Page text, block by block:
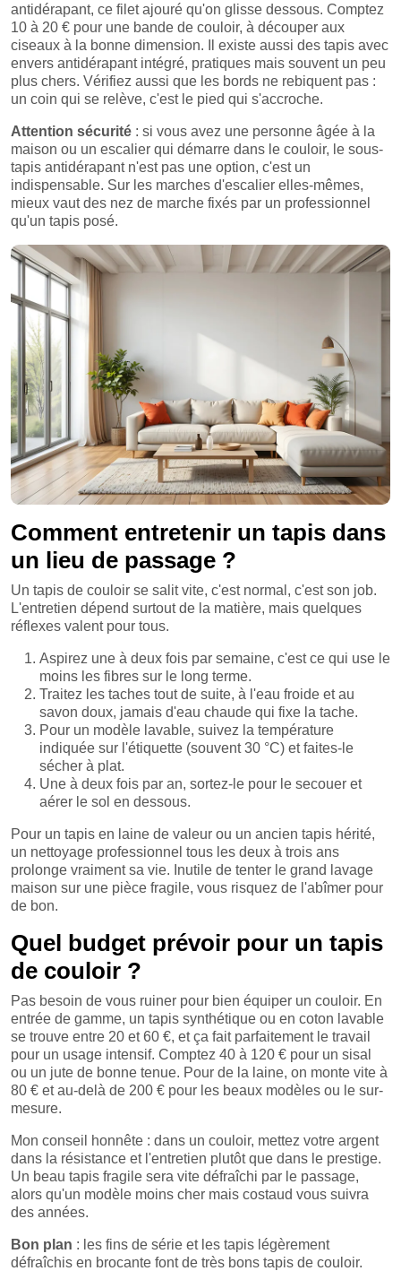
antidérapant, ce filet ajouré qu'on glisse dessous. Comptez
10 à 20 € pour une bande de couloir, à découper aux
ciseaux à la bonne dimension. Il existe aussi des tapis avec
envers antidérapant intégré, pratiques mais souvent un peu
plus chers. Vérifiez aussi que les bords ne rebiquent pas :
un coin qui se relève, c'est le pied qui s'accroche.
Attention sécurité : si vous avez une personne âgée à la
maison ou un escalier qui démarre dans le couloir, le sous-
tapis antidérapant n'est pas une option, c'est un
indispensable. Sur les marches d'escalier elles-mêmes,
mieux vaut des nez de marche fixés par un professionnel
qu'un tapis posé.
Comment entretenir un tapis dans
un lieu de passage ?
Un tapis de couloir se salit vite, c'est normal, c'est son job.
L'entretien dépend surtout de la matière, mais quelques
réflexes valent pour tous.
Aspirez une à deux fois par semaine, c'est ce qui use le
moins les fibres sur le long terme.
Traitez les taches tout de suite, à l'eau froide et au
savon doux, jamais d'eau chaude qui fixe la tache.
Pour un modèle lavable, suivez la température
indiquée sur l'étiquette (souvent 30 °C) et faites-le
sécher à plat.
Une à deux fois par an, sortez-le pour le secouer et
aérer le sol en dessous.
Pour un tapis en laine de valeur ou un ancien tapis hérité,
un nettoyage professionnel tous les deux à trois ans
prolonge vraiment sa vie. Inutile de tenter le grand lavage
maison sur une pièce fragile, vous risquez de l'abîmer pour
de bon.
Quel budget prévoir pour un tapis
de couloir ?
Pas besoin de vous ruiner pour bien équiper un couloir. En
entrée de gamme, un tapis synthétique ou en coton lavable
se trouve entre 20 et 60 €, et ça fait parfaitement le travail
pour un usage intensif. Comptez 40 à 120 € pour un sisal
ou un jute de bonne tenue. Pour de la laine, on monte vite à
80 € et au-delà de 200 € pour les beaux modèles ou le sur-
mesure.
Mon conseil honnête : dans un couloir, mettez votre argent
dans la résistance et l'entretien plutôt que dans le prestige.
Un beau tapis fragile sera vite défraîchi par le passage,
alors qu'un modèle moins cher mais costaud vous suivra
des années.
Bon plan : les fins de série et les tapis légèrement
défraîchis en brocante font de très bons tapis de couloir.